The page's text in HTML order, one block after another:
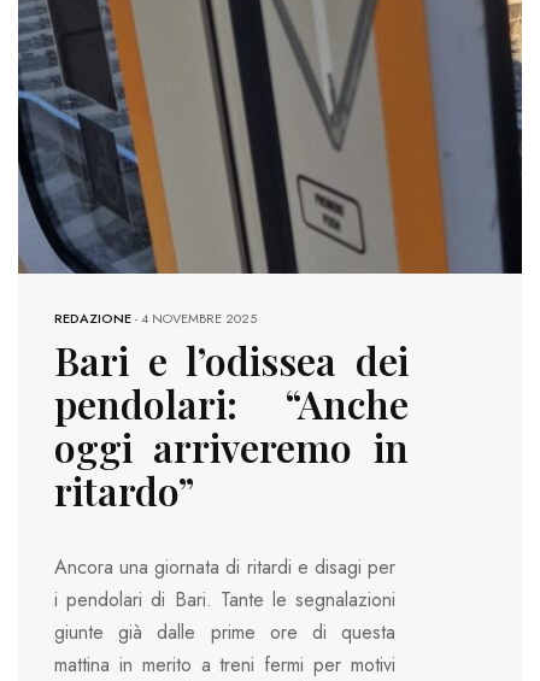
REDAZIONE-4 NOVEMBRE 2025
Bari e l’odissea dei
pendolari: “Anche
oggi arriveremo in
ritardo”
Ancora una giornata di ritardi e disagi per
i pendolari di Bari. Tante le segnalazioni
giunte già dalle prime ore di questa
mattina in merito a treni fermi per motivi